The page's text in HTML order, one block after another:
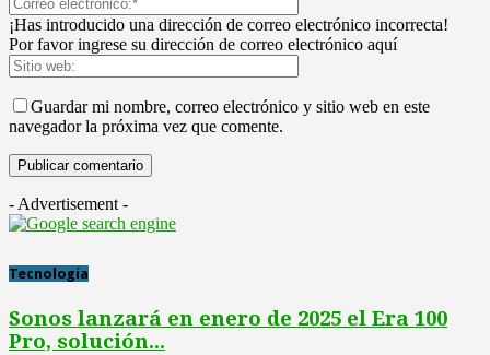
¡Has introducido una dirección de correo electrónico incorrecta!
Por favor ingrese su dirección de correo electrónico aquí
Guardar mi nombre, correo electrónico y sitio web en este
navegador la próxima vez que comente.
- Advertisement -
Tecnología
Sonos lanzará en enero de 2025 el Era 100
Pro, solución...